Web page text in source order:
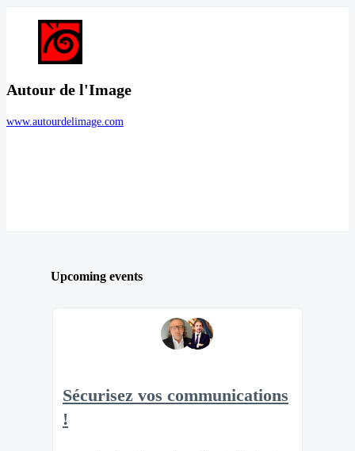
Autour de l'Image
www.autourdelimage.com
Upcoming events
Sécurisez vos communications
!